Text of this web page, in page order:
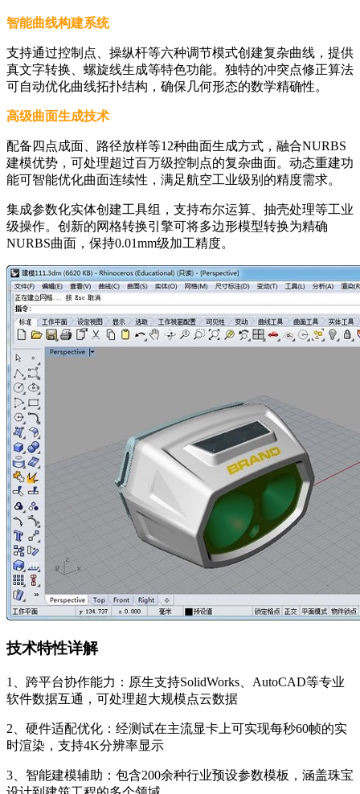
智能曲线构建系统
支持通过控制点、操纵杆等六种调节模式创建复杂曲线，提供
真文字转换、螺旋线生成等特色功能。独特的冲突点修正算法
可自动优化曲线拓扑结构，确保几何形态的数学精确性。
高级曲面生成技术
配备四点成面、路径放样等12种曲面生成方式，融合NURBS
建模优势，可处理超过百万级控制点的复杂曲面。动态重建功
能可智能优化曲面连续性，满足航空工业级别的精度需求。
集成参数化实体创建工具组，支持布尔运算、抽壳处理等工业
级操作。创新的网格转换引擎可将多边形模型转换为精确
NURBS曲面，保持0.01mm级加工精度。
技术特性详解
1、跨平台协作能力：原生支持SolidWorks、AutoCAD等专业
软件数据互通，可处理超大规模点云数据
2、硬件适配优化：经测试在主流显卡上可实现每秒60帧的实
时渲染，支持4K分辨率显示
3、智能建模辅助：包含200余种行业预设参数模板，涵盖珠宝